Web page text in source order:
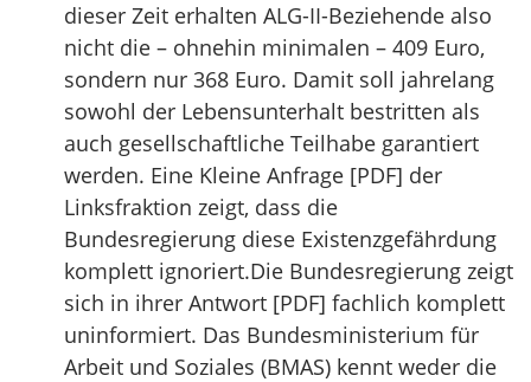
dieser Zeit erhalten ALG-II-Beziehende also
nicht die – ohnehin minimalen – 409 Euro,
sondern nur 368 Euro. Damit soll jahrelang
sowohl der Lebensunterhalt bestritten als
auch gesellschaftliche Teilhabe garantiert
werden. Eine Kleine Anfrage [PDF] der
Linksfraktion zeigt, dass die
Bundesregierung diese Existenzgefährdung
komplett ignoriert.Die Bundesregierung zeigt
sich in ihrer Antwort [PDF] fachlich komplett
uninformiert. Das Bundesministerium für
Arbeit und Soziales (BMAS) kennt weder die